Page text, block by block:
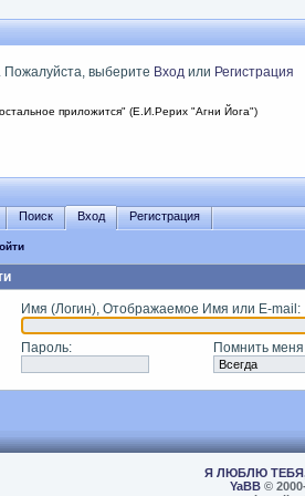
Пожалуйста, выберите Входили Регистрация
приложится" (Е.И.Рерих "Агни Йога")
Поиск Вход Регистрация
Имя (Логин), Отображаемое Имя или E-mail :
Пароль: Помнить меня
Я ЛЮБЛЮ
YaBB©